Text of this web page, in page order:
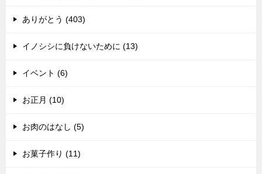
ありがとう (403)
イノシシに負けないために (13)
イベント (6)
お正月 (10)
お肉のはなし (5)
お菓子作り (11)